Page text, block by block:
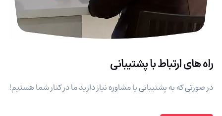
راه های ارتباط با پشتیبانی
در صورتی که به پشتیبانی یا مشاوره نیاز دارید ما در کنار شما هستیم!